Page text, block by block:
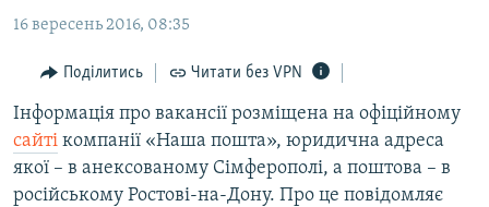
Перейти
пошуку
ПОГЛЯД
ІНТЕРВ'Ю
ВСЕ ЗА ДЕНЬ
СПЕЦПРОЕКТИ
ДЕПОРТАЦІЯ
ЯК ОБІЙТИ БЛОКУВАННЯ
16 вересень 2016, 08:35
Поділитись Читати без VPN
Інформація про вакансії розміщена на офіційному
сайті компанії «Наша пошта», юридична адреса
якої – в анексованому Сімферополі, а поштова – в
російському Ростові-на-Дону. Про це повідомляє